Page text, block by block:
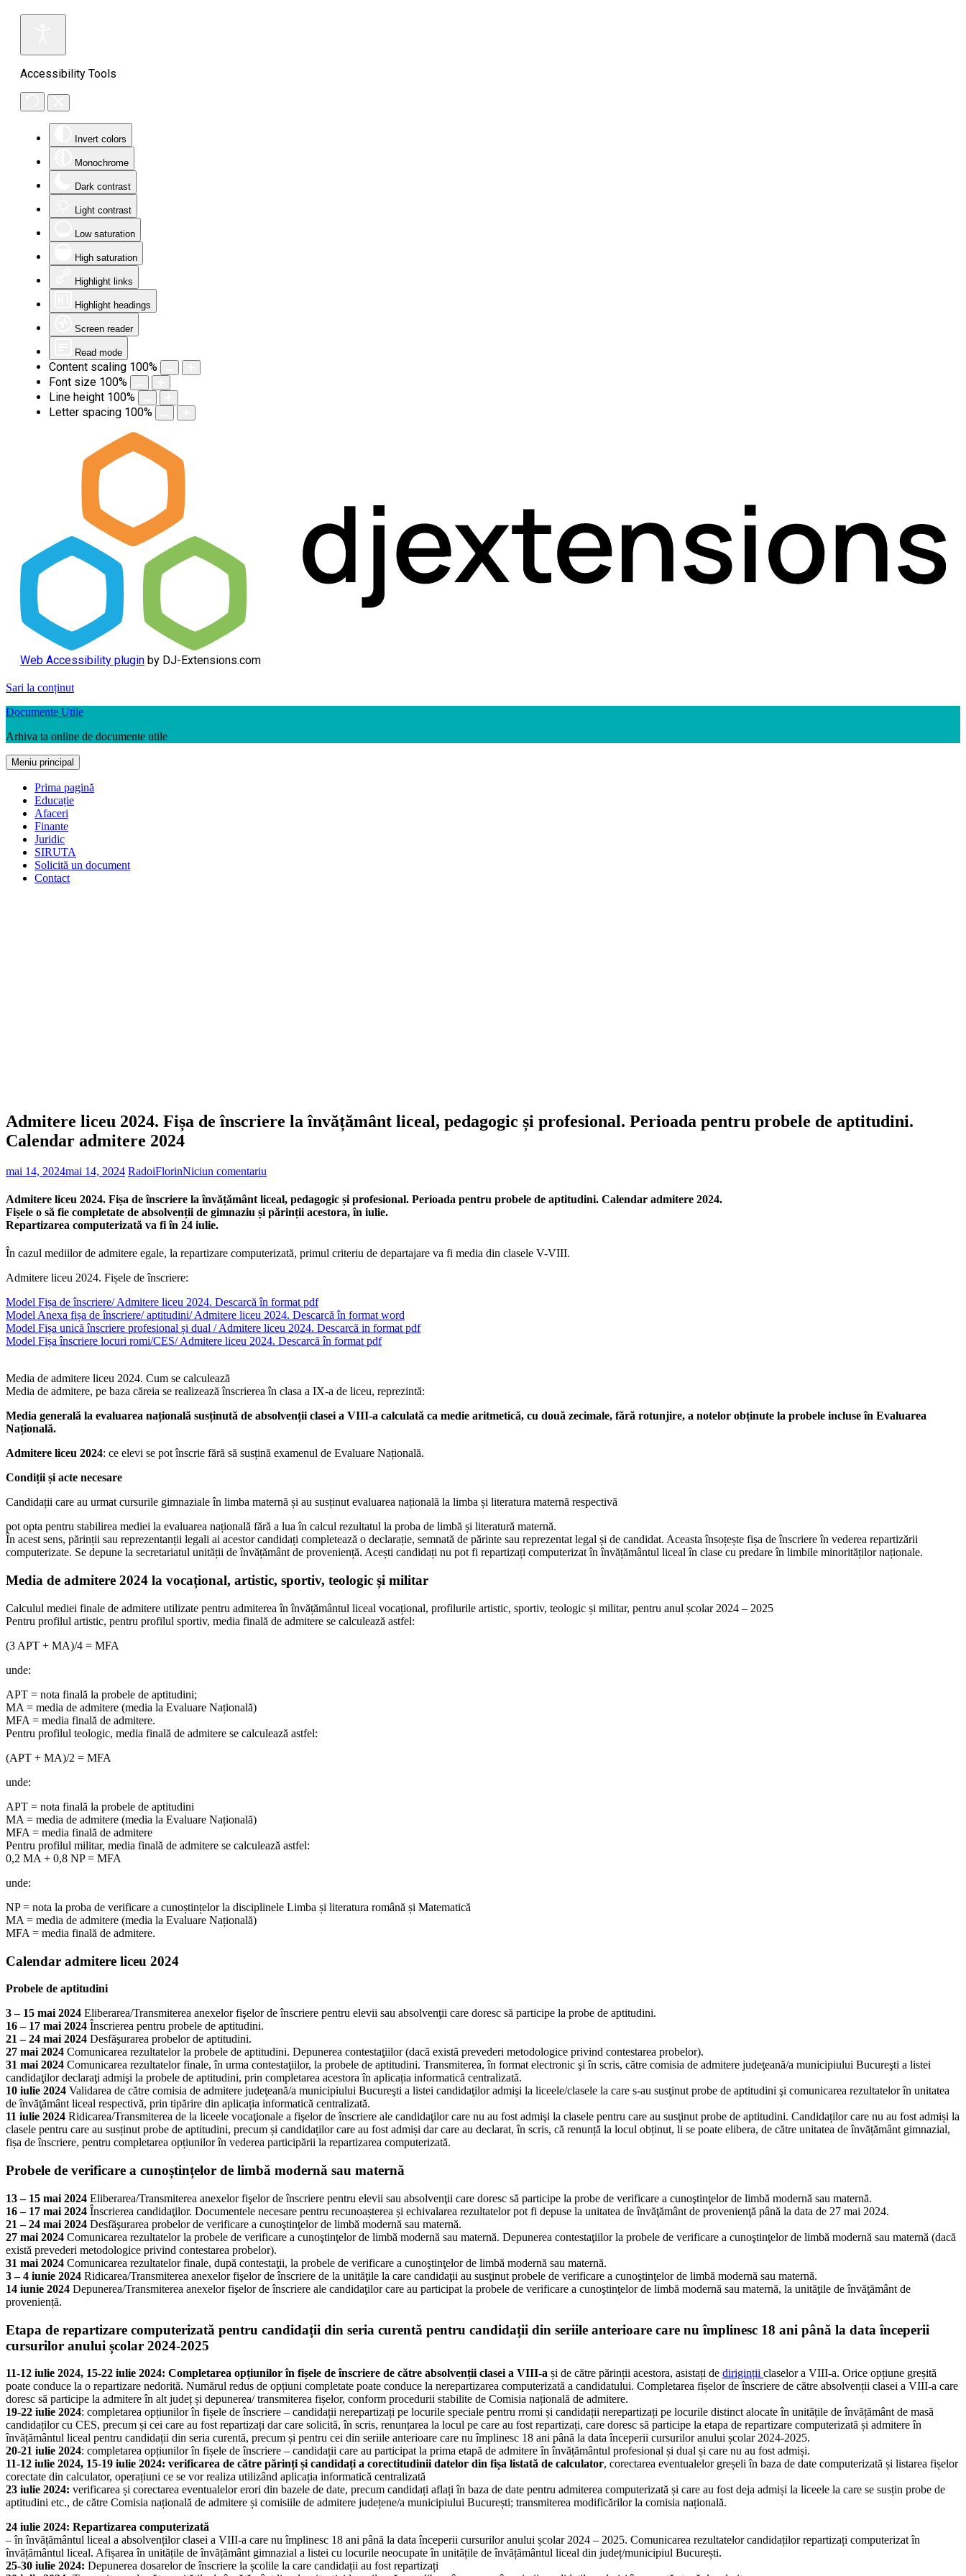
Accessibility Tools
Invert colors
Monochrome
Dark contrast
Light contrast
Low saturation
High saturation
Highlight links
Highlight headings
Screen reader
Read mode
Content scaling 100%
Font size 100%
Line height 100%
Letter spacing 100%
Web Accessibility plugin by DJ-Extensions.com
Sari la conținut
Documente Utile
Arhiva ta online de documente utile
Meniu principal
Prima pagină
Educație
Afaceri
Finante
Juridic
SIRUTA
Solicită un document
Contact
Admitere liceu 2024. Fișa de înscriere la învățământ liceal, pedagogic și profesional. Perioada pentru probele de aptitudini.
Calendar admitere 2024
mai 14, 2024mai 14, 2024 RadoiFlorinNiciun comentariu
Admitere liceu 2024. Fișa de înscriere la învățământ liceal, pedagogic și profesional. Perioada pentru probele de aptitudini. Calendar admitere 2024.
Fișele o să fie completate de absolvenții de gimnaziu și părinții acestora, în iulie.
Repartizarea computerizată va fi în 24 iulie.
În cazul mediilor de admitere egale, la repartizare computerizată, primul criteriu de departajare va fi media din clasele V-VIII.
Admitere liceu 2024. Fișele de înscriere:
Model Fișa de înscriere/ Admitere liceu 2024. Descarcă în format pdf
Model Anexa fișa de înscriere/ aptitudini/ Admitere liceu 2024. Descarcă în format word
Model Fișa unică înscriere profesional și dual / Admitere liceu 2024. Descarcă in format pdf
Model Fișa înscriere locuri romi/CES/ Admitere liceu 2024. Descarcă în format pdf
Media de admitere liceu 2024. Cum se calculează
Media de admitere, pe baza căreia se realizează înscrierea în clasa a IX-a de liceu, reprezintă:
Media generală la evaluarea națională susținută de absolvenții clasei a VIII-a calculată ca medie aritmetică, cu două zecimale, fără rotunjire, a notelor obținute la probele incluse în Evaluarea
Națională.
Admitere liceu 2024: ce elevi se pot înscrie fără să susțină examenul de Evaluare Națională.
Condiții și acte necesare
Candidații care au urmat cursurile gimnaziale în limba maternă și au susținut evaluarea națională la limba și literatura maternă respectivă
pot opta pentru stabilirea mediei la evaluarea națională fără a lua în calcul rezultatul la proba de limbă și literatură maternă.
În acest sens, părinții sau reprezentanții legali ai acestor candidați completează o declarație, semnată de părinte sau reprezentat legal și de candidat. Aceasta însoțește fișa de înscriere în vederea repartizării
computerizate. Se depune la secretariatul unității de învățământ de proveniență. Acești candidați nu pot fi repartizați computerizat în învățământul liceal în clase cu predare în limbile minorităților naționale.
Media de admitere 2024 la vocațional, artistic, sportiv, teologic și militar
Calculul mediei finale de admitere utilizate pentru admiterea în învățământul liceal vocațional, profilurile artistic, sportiv, teologic și militar, pentru anul școlar 2024 – 2025
Pentru profilul artistic, pentru profilul sportiv, media finală de admitere se calculează astfel:
(3 APT + MA)/4 = MFA
unde:
APT = nota finală la probele de aptitudini;
MA = media de admitere (media la Evaluare Națională)
MFA = media finală de admitere.
Pentru profilul teologic, media finală de admitere se calculează astfel:
(APT + MA)/2 = MFA
unde:
APT = nota finală la probele de aptitudini
MA = media de admitere (media la Evaluare Națională)
MFA = media finală de admitere
Pentru profilul militar, media finală de admitere se calculează astfel:
0,2 MA + 0,8 NP = MFA
unde:
NP = nota la proba de verificare a cunoștințelor la disciplinele Limba și literatura română și Matematică
MA = media de admitere (media la Evaluare Națională)
MFA = media finală de admitere.
Calendar admitere liceu 2024
Probele de aptitudini
3 – 15 mai 2024 Eliberarea/Transmiterea anexelor fişelor de înscriere pentru elevii sau absolvenţii care doresc să participe la probe de aptitudini.
16 – 17 mai 2024 Înscrierea pentru probele de aptitudini.
21 – 24 mai 2024 Desfăşurarea probelor de aptitudini.
27 mai 2024 Comunicarea rezultatelor la probele de aptitudini. Depunerea contestaţiilor (dacă există prevederi metodologice privind contestarea probelor).
31 mai 2024 Comunicarea rezultatelor finale, în urma contestaţiilor, la probele de aptitudini. Transmiterea, în format electronic şi în scris, către comisia de admitere judeţeană/a municipiului Bucureşti a listei
candidaţilor declaraţi admişi la probele de aptitudini, prin completarea acestora în aplicația informatică centralizată.
10 iulie 2024 Validarea de către comisia de admitere judeţeană/a municipiului Bucureşti a listei candidaţilor admişi la liceele/clasele la care s-au susţinut probe de aptitudini şi comunicarea rezultatelor în unitatea
de învăţământ liceal respectivă, prin tipărire din aplicația informatică centralizată.
11 iulie 2024 Ridicarea/Transmiterea de la liceele vocaţionale a fişelor de înscriere ale candidaţilor care nu au fost admişi la clasele pentru care au susţinut probe de aptitudini. Candidaților care nu au fost admiși la
clasele pentru care au susținut probe de aptitudini, precum și candidaților care au fost admiși dar care au declarat, în scris, că renunță la locul obținut, li se poate elibera, de către unitatea de învățământ gimnazial,
fișa de înscriere, pentru completarea opțiunilor în vederea participării la repartizarea computerizată.
Probele de verificare a cunoștințelor de limbă modernă sau maternă
13 – 15 mai 2024 Eliberarea/Transmiterea anexelor fişelor de înscriere pentru elevii sau absolvenţii care doresc să participe la probe de verificare a cunoştinţelor de limbă modernă sau maternă.
16 – 17 mai 2024 Înscrierea candidaţilor. Documentele necesare pentru recunoașterea și echivalarea rezultatelor pot fi depuse la unitatea de învăţământ de provenienţă până la data de 27 mai 2024.
21 – 24 mai 2024 Desfăşurarea probelor de verificare a cunoştinţelor de limbă modernă sau maternă.
27 mai 2024 Comunicarea rezultatelor la probele de verificare a cunoştinţelor de limbă modernă sau maternă. Depunerea contestaţiilor la probele de verificare a cunoştinţelor de limbă modernă sau maternă (dacă
există prevederi metodologice privind contestarea probelor).
31 mai 2024 Comunicarea rezultatelor finale, după contestaţii, la probele de verificare a cunoştinţelor de limbă modernă sau maternă.
3 – 4 iunie 2024 Ridicarea/Transmiterea anexelor fişelor de înscriere de la unităţile la care candidaţii au susţinut probele de verificare a cunoştinţelor de limbă modernă sau maternă.
14 iunie 2024 Depunerea/Transmiterea anexelor fişelor de înscriere ale candidaţilor care au participat la probele de verificare a cunoştinţelor de limbă modernă sau maternă, la unităţile de învăţământ de
proveniență.
Etapa de repartizare computerizată pentru candidații din seria curentă pentru candidații din seriile anterioare care nu împlinesc 18 ani până la data începerii
cursurilor anului școlar 2024-2025
11-12 iulie 2024, 15-22 iulie 2024: Completarea opțiunilor în fișele de înscriere de către absolvenții clasei a VIII-a și de către părinții acestora, asistați de diriginții claselor a VIII-a. Orice opțiune greșită
poate conduce la o repartizare nedorită. Numărul redus de opțiuni completate poate conduce la nerepartizarea computerizată a candidatului. Completarea fișelor de înscriere de către absolvenții clasei a VIII-a care
doresc să participe la admitere în alt județ și depunerea/ transmiterea fișelor, conform procedurii stabilite de Comisia națională de admitere.
19-22 iulie 2024: completarea opțiunilor în fișele de înscriere – candidații nerepartizați pe locurile speciale pentru rromi și candidații nerepartizați pe locurile distinct alocate în unitățile de învățământ de masă
candidaților cu CES, precum și cei care au fost repartizați dar care solicită, în scris, renunțarea la locul pe care au fost repartizați, care doresc să participe la etapa de repartizare computerizată și admitere în
învățământul liceal pentru candidații din seria curentă, precum și pentru cei din seriile anterioare care nu împlinesc 18 ani până la data începerii cursurilor anului școlar 2024-2025.
20-21 iulie 2024: completarea opțiunilor în fișele de înscriere – candidații care au participat la prima etapă de admitere în învățământul profesional și dual și care nu au fost admiși.
11-12 iulie 2024, 15-19 iulie 2024: verificarea de către părinți și candidați a corectitudinii datelor din fișa listată de calculator, corectarea eventualelor greșeli în baza de date computerizată și listarea fișelor
corectate din calculator, operațiuni ce se vor realiza utilizând aplicația informatică centralizată
23 iulie 2024: verificarea și corectarea eventualelor erori din bazele de date, precum candidați aflați în baza de date pentru admiterea computerizată și care au fost deja admiși la liceele la care se susțin probe de
aptitudini etc., de către Comisia națională de admitere și comisiile de admitere județene/a municipiului București; transmiterea modificărilor la comisia națională.
24 iulie 2024: Repartizarea computerizată
– în învățământul liceal a absolvenților clasei a VIII-a care nu împlinesc 18 ani până la data începerii cursurilor anului școlar 2024 – 2025. Comunicarea rezultatelor candidaților repartizați computerizat în
învățământul liceal. Afișarea în unitățile de învățământ gimnazial a listei cu locurile neocupate în unitățile de învățământul liceal din județ/municipiul București.
25-30 iulie 2024: Depunerea dosarelor de înscriere la școlile la care candidații au fost repartizați